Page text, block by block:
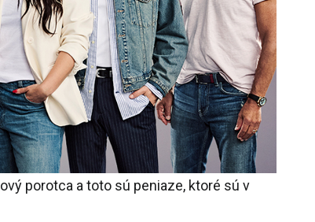
porotca a toto sú peniaze, ktoré sú v